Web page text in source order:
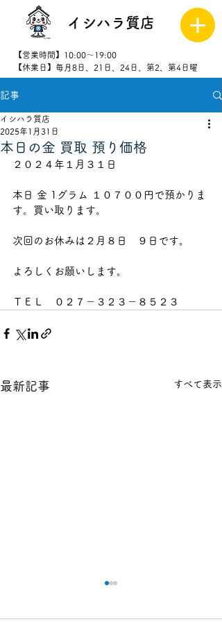
イシハラ質店
【営業時間】10:00～19:00
【休業日】毎月8日、21日、24日、第2、第4日曜
8523
記事
本日の金 買取 預り価格
イシハラ質店
2025年1月31日
２０２４年１月３１日
本日 金 1グラム １０７００ 円で預かりま
す。買い取ります。
次回のお休みは２月８ 日　９日です。
よろしくお願いします。
ＴＥＬ　０２７－３２３－８５２３
最新記事 すべて表示